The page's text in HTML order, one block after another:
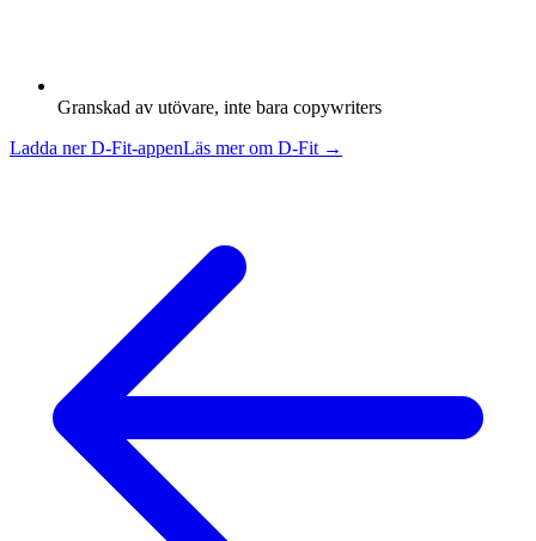
Granskad av utövare, inte bara copywriters
Ladda ner D-Fit-appenLäs mer om D-Fit →